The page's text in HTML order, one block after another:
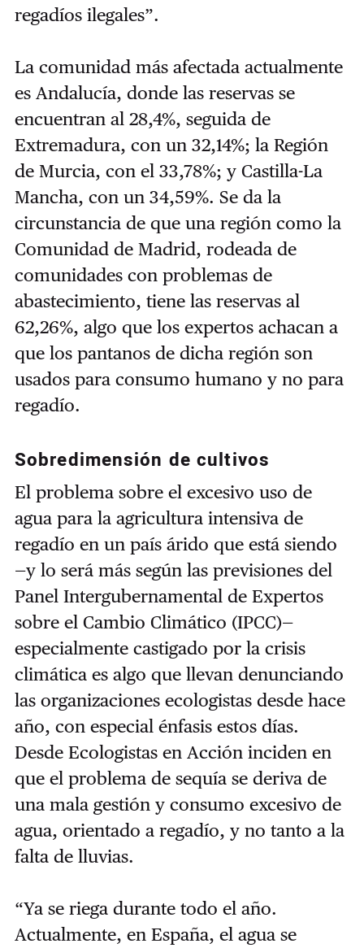
regadíos ilegales”.
La comunidad más afectada actualmente
es Andalucía, donde las reservas se
encuentran al 28,4%, seguida de
Extremadura, con un 32,14%; la Región
de Murcia, con el 33,78%; y Castilla-La
Mancha, con un 34,59%. Se da la
circunstancia de que una región como la
Comunidad de Madrid, rodeada de
comunidades con problemas de
abastecimiento, tiene las reservas al
62,26%, algo que los expertos achacan a
que los pantanos de dicha región son
usados para consumo humano y no para
regadío.
Sobredimensión de cultivos
El problema sobre el excesivo uso de
agua para la agricultura intensiva de
regadío en un país árido que está siendo
—y lo será más según las previsiones del
Panel Intergubernamental de Expertos
sobre el Cambio Climático (IPCC)—
especialmente castigado por la crisis
climática es algo que llevan denunciando
las organizaciones ecologistas desde hace
año, con especial énfasis estos días.
Desde Ecologistas en Acción inciden en
que el problema de sequía se deriva de
una mala gestión y consumo excesivo de
agua, orientado a regadío, y no tanto a la
falta de lluvias.
“Ya se riega durante todo el año.
Actualmente, en España, el agua se